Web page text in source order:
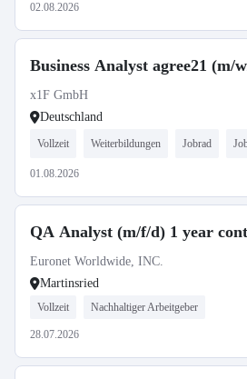
02.08.2026
Business Analyst agree21 (m/
x1F GmbH
Deutschland
Vollzeit Weiterbildungen Jobrad
01.08.2026
QA Analyst (m/f/d) 1 year
Euronet Worldwide, INC.
Martinsried
Vollzeit Nachhaltiger Arbeitgeber
28.07.2026